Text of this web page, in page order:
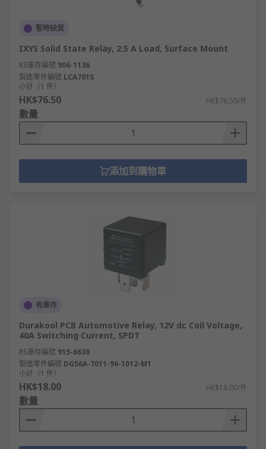
暫時缺貨
IXYS Solid State Relay, 2.5 A Load, Surface Mount
RS庫存編號 906-1136
製造零件編號 LCA701S
小計（1 件）
HK$76.50 HK$76.50/件
數量
添加到購物車
有庫存
Durakool PCB Automotive Relay, 12V dc Coil Voltage,
40A Switching Current, SPDT
RS庫存編號 915-6638
製造零件編號 DG56A-7011-96-1012-M1
小計（1 件）
HK$18.00 HK$18.00/件
數量